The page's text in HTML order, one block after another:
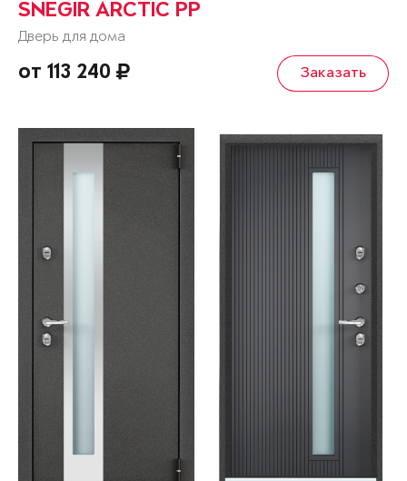
SNEGIR ARCTIC PP
Дверь для дома
от 113 240 Заказать